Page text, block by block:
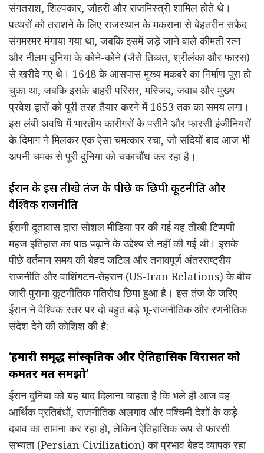
संगतराश, शिल्पकार, जौहरी और राजमिस्त्री शामिल होते थे।
पत्थरों को तराशने के लिए राजस्थान के मकराना से बेहतरीन सफेद
संगमरमर मंगाया गया था, जबकि इसमें जड़े जाने वाले कीमती रत्न
और नीलम दुनिया के कोने-कोने (जैसे तिब्बत, श्रीलंका और फारस)
से खरीदे गए थे। 1648 के आसपास मुख्य मकबरे का निर्माण पूरा हो
चुका था, जबकि इसके बाहरी परिसर, मस्जिद, जवाब और मुख्य
प्रवेश द्वारों को पूरी तरह तैयार करने में 1653 तक का समय लगा।
इस लंबी अवधि में भारतीय कारीगरों के पसीने और फारसी इंजीनियरों
के दिमाग ने मिलकर एक ऐसा चमत्कार रचा, जो सदियों बाद आज भी
अपनी चमक से पूरी दुनिया को चकाचौंध कर रहा है।
ईरान के इस तीखे तंज के पीछे की छिपी कूटनीति और
वैश्विक राजनीति
ईरानी दूतावास द्वारा सोशल मीडिया पर की गई यह तीखी टिप्पणी
महज इतिहास का पाठ पढ़ाने के उद्देश्य से नहीं की गई थी। इसके
पीछे वर्तमान समय की बेहद जटिल और तनावपूर्ण अंतरराष्ट्रीय
राजनीति और वाशिंगटन-तेहरान (US-Iran Relations) के बीच
जारी पुराना कूटनीतिक गतिरोध छिपा हुआ है। इस तंज के जरिए
ईरान ने वैश्विक स्तर पर दो बहुत बड़े भू-राजनीतिक और रणनीतिक
संदेश देने की कोशिश की है:
‘हमारी समृद्ध सांस्कृतिक और ऐतिहासिक विरासत को
कमतर मत समझो’
ईरान दुनिया को यह याद दिलाना चाहता है कि भले ही आज वह
आर्थिक प्रतिबंधों, राजनीतिक अलगाव और पश्चिमी देशों के कड़े
दबाव का सामना कर रहा हो, लेकिन ऐतिहासिक रूप से फारसी
सभ्यता (Persian Civilization) का प्रभाव बेहद व्यापक रहा